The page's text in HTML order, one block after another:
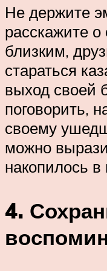
Не держите
расскажите о
близким,
стараться
выход своей
поговорить,
своему
можно
накопилось
4.